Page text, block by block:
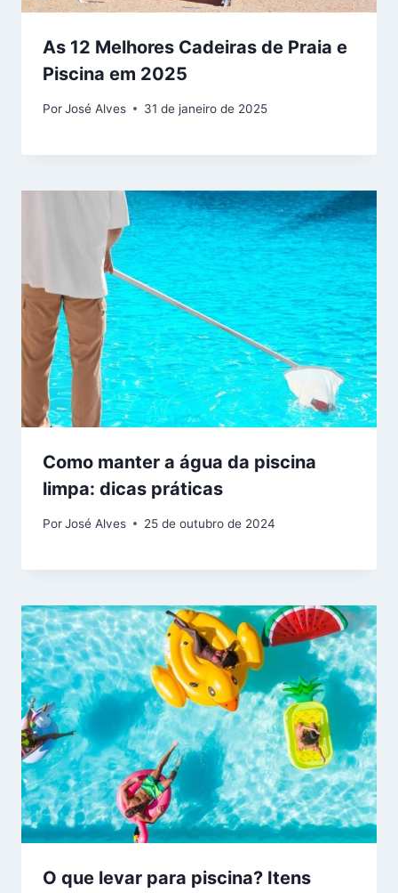
As 12 Melhores Cadeiras de Praia e
Piscina em 2025
PorJosé Alves 31 de janeiro de 2025
Como manter a água da piscina
limpa: dicas práticas
PorJosé Alves 25 de outubro de 2024
O que levar para piscina? Itens